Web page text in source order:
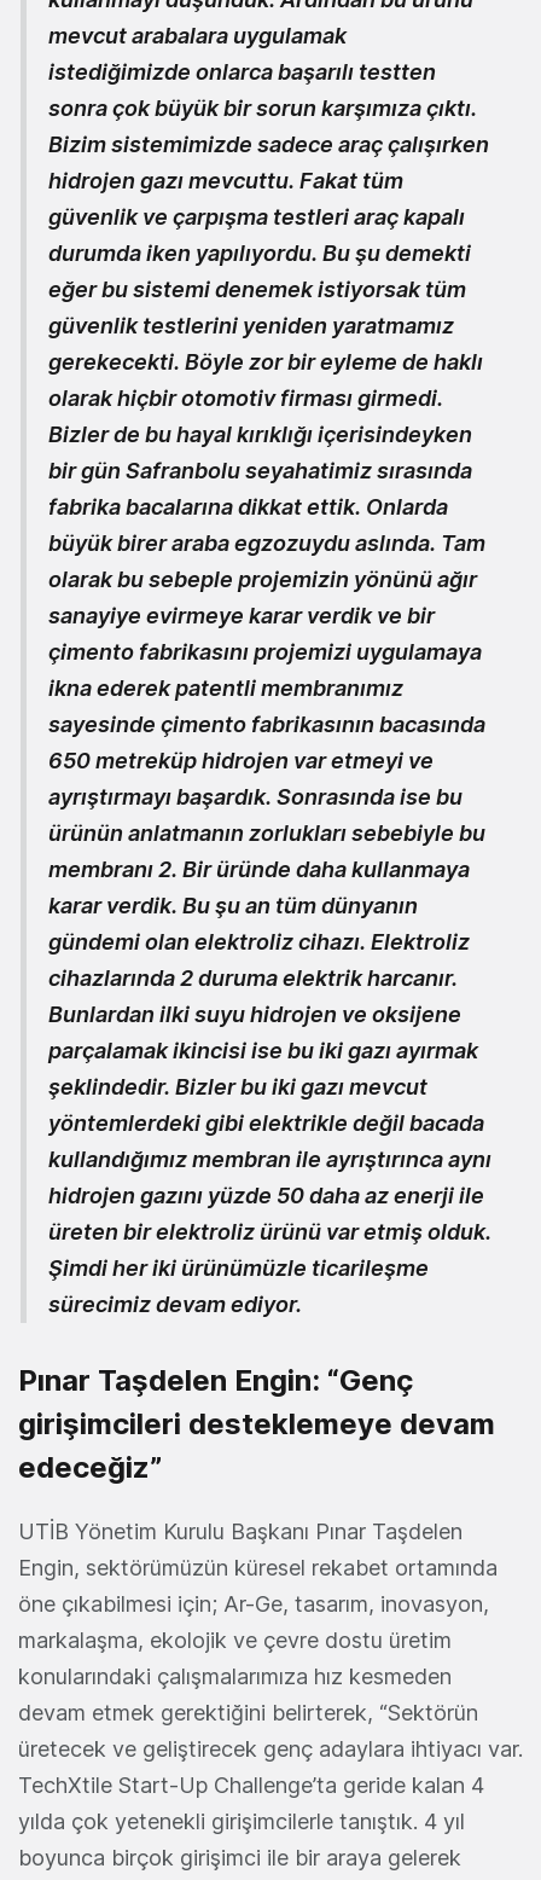
mevcut arabalara uygulamak
istediğimizde onlarca başarılı testten
sonra çok büyük bir sorun karşımıza çıktı.
Bizim sistemimizde sadece araç çalışırken
hidrojen gazı mevcuttu. Fakat tüm
güvenlik ve çarpışma testleri araç kapalı
durumda iken yapılıyordu. Bu şu demekti
eğer bu sistemi denemek istiyorsak tüm
güvenlik testlerini yeniden yaratmamız
gerekecekti. Böyle zor bir eyleme de haklı
olarak hiçbir otomotiv firması girmedi.
Bizler de bu hayal kırıklığı içerisindeyken
bir gün Safranbolu seyahatimiz sırasında
fabrika bacalarına dikkat ettik. Onlarda
büyük birer araba egzozuydu aslında. Tam
olarak bu sebeple projemizin yönünü ağır
sanayiye evirmeye karar verdik ve bir
çimento fabrikasını projemizi uygulamaya
ikna ederek patentli membranımız
sayesinde çimento fabrikasının bacasında
650 metreküp hidrojen var etmeyi ve
ayrıştırmayı başardık. Sonrasında ise bu
ürünün anlatmanın zorlukları sebebiyle bu
membranı 2. Bir üründe daha kullanmaya
karar verdik. Bu şu an tüm dünyanın
gündemi olan elektroliz cihazı. Elektroliz
cihazlarında 2 duruma elektrik harcanır.
Bunlardan ilki suyu hidrojen ve oksijene
parçalamak ikincisi ise bu iki gazı ayırmak
şeklindedir. Bizler bu iki gazı mevcut
yöntemlerdeki gibi elektrikle değil bacada
kullandığımız membran ile ayrıştırınca aynı
hidrojen gazını yüzde 50 daha az enerji ile
üreten bir elektroliz ürünü var etmiş olduk.
Şimdi her iki ürünümüzle ticarileşme
sürecimiz devam ediyor.
Pınar Taşdelen Engin: “Genç
girişimcileri desteklemeye devam
edeceğiz”
UTİB Yönetim Kurulu Başkanı Pınar Taşdelen
Engin, sektörümüzün küresel rekabet ortamında
öne çıkabilmesi için; Ar-Ge, tasarım, inovasyon,
markalaşma, ekolojik ve çevre dostu üretim
konularındaki çalışmalarımıza hız kesmeden
devam etmek gerektiğini belirterek, “Sektörün
üretecek ve geliştirecek genç adaylara ihtiyacı var.
TechXtile Start-Up Challenge’ta geride kalan 4
yılda çok yetenekli girişimcilerle tanıştık. 4 yıl
boyunca birçok girişimci ile bir araya gelerek